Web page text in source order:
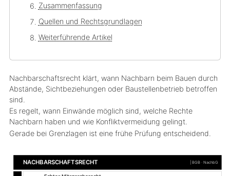
Zusammenfassung
Quellen und Rechtsgrundlagen
Weiterführende Artikel
Nachbarschaftsrecht klärt, wann Nachbarn beim Bauen durch
Abstände, Sichtbeziehungen oder Baustellenbetrieb betroffen
sind.
Es regelt, wann Einwände möglich sind, welche Rechte
Nachbarn haben und wie Konfliktvermeidung gelingt.
Gerade bei Grenzlagen ist eine frühe Prüfung entscheidend.